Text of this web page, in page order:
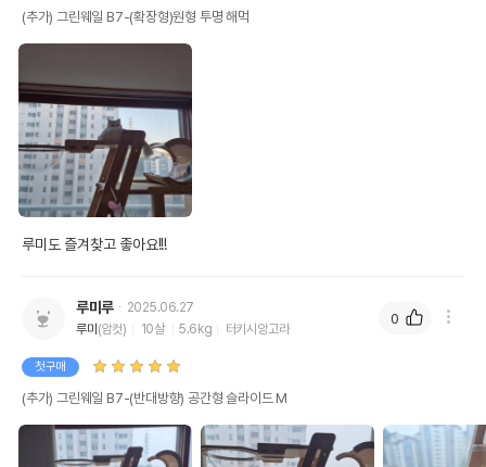
(추가) 그린웨일 B7-(확장형)원형 투명 해먹
루미도 즐겨찾고 좋아요!!!
루미루
2025.06.27
루미 (암컷) 10살 5.6kg 터키시앙고라
첫구매
(추가) 그린웨일 B7-(반대방향) 공간형 슬라이드 M
0